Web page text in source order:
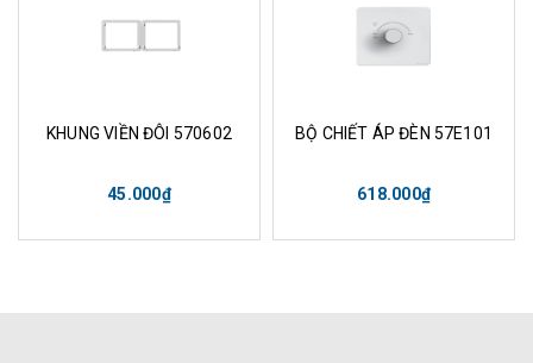
KHUNG VIỀN ĐÔI 570602
45.000₫
BỘ CHIẾT ÁP ĐÈN 57E101
618.000₫